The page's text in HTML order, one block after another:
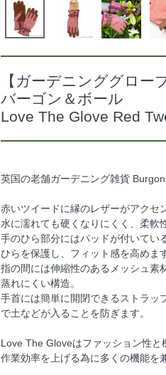
【ガーデニンググロー
バーゴン＆ボール
Love The Glove Red
英国の老舗ガーデニング雑貨
赤いツイードに縁のレザーがアクセ
水に濡れても硬くなりにくく、柔軟
手のひら部分にはパッドが付いてい
ひらを保護し、フィット感を高めます
指の間には伸縮性のあるメッシュ素
蒸れにくい構造。
手首には簡単に開閉できるストラッ
で土などが入ることを防ぎます。
Love The Gloveはファッション性と
作業効率を上げる為に多くの機能を